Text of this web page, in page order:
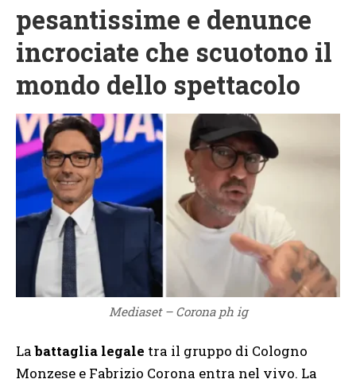
pesantissime e denunce
incrociate che scuotono il
mondo dello spettacolo
Mediaset – Corona ph ig
Labattaglia legale tra il gruppo di Cologno
Monzese e Fabrizio Corona entra nel vivo. La